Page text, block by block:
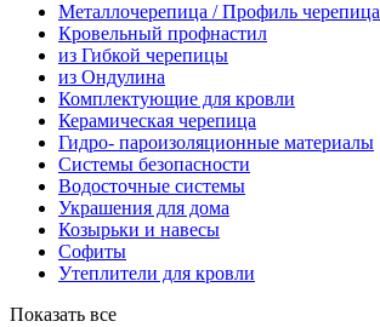
Металлочерепица / Профиль черепица
Кровельный профнастил
из Гибкой черепицы
из Ондулина
Комплектующие для кровли
Керамическая черепица
Гидро- пароизоляционные материалы
Системы безопасности
Водосточные системы
Украшения для дома
Козырьки и навесы
Софиты
Утеплители для кровли
Показать все